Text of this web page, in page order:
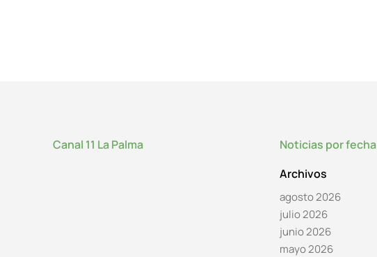
Canal 11 La Palma
Noticias por fecha
Archivos
agosto 2026
julio 2026
junio 2026
mayo 2026